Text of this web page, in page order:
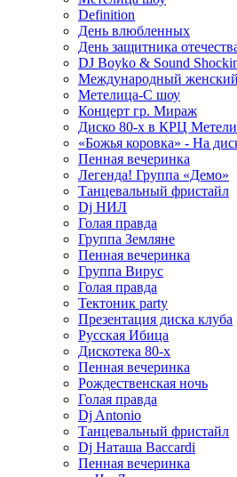
Definition
День влюбленных
День защитника
DJ Boyko & Sound
Международный
Метелица-С шоу
Концерт гр. Мираж
Диско 80-х в КРЦ
«Божья коровка» - На
Пенная вечеринка
Легенда! Группа «Демо»
Танцевальный фристайл
Dj НИЛ
Голая правда
Группа Земляне
Пенная вечеринка
Группа Вирус
Голая правда
Тектоник party
Презентация диска клуба
Русская Ибица
Дискотека 80-х
Пенная вечеринка
Рождественская ночь
Голая правда
Dj Antonio
Танцевальный фристайл
Dj Наташа Baccardi
Пенная вечеринка